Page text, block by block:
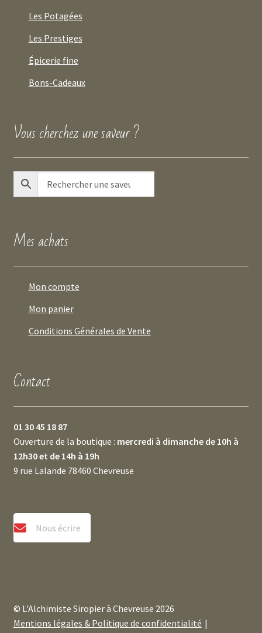
Les Potagées
Les Prestiges
Épicerie fine
Bons-Cadeaux
Vous cherchez une saveur ?
Mes achats
Mon compte
Mon panier
Conditions Générales de Vente
Contact
01 30 45 18 87
Ouverture de la boutique : mercredi à dimanche de 10h à
12h30 et de 14h à 19h
9 rue Lalande 78460 Chevreuse
Nous écrire
© L'Alchimiste Siropier à Chevreuse 2026
Mentions légales & Politique de confidentialité